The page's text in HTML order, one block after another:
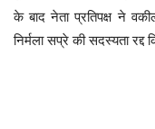
के बाद नेता प्रतिपक्ष ने
निर्मला सप्रे की सदस्यता